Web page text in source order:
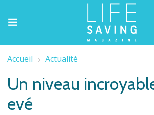
Accueil Actualité
Un niveau
evé